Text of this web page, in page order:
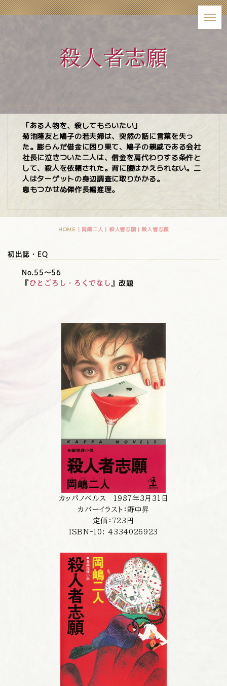
殺人者志願
「ある人物を、殺してもらいたい」
菊池隆友と鳩子の若夫婦は、突然の話に言葉を失っ
た。膨らんだ借金に困り果て、鳩子の親戚である会社
社長に泣きついた二人は、借金を肩代わりする条件と
して、殺人を依頼された。背に腹はかえられない。二
人はターゲットの身辺調査に取りかかる。
息もつかせぬ傑作長編推理。
HOME | 岡嶋二人 | 殺人者志願 | 殺人者志願
初出誌・EQ
No.55～56
『ひとごろし・ろくでなし 』改題
カッパノベルス 1987年3月31日
カバーイラスト：野中昇
定価：723円
ISBN-10: 4334026923